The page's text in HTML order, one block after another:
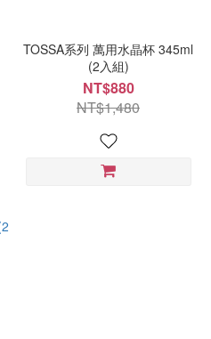
TOSSA系列 萬用水晶杯 345ml
(2入組)
NT$880
NT$1,480